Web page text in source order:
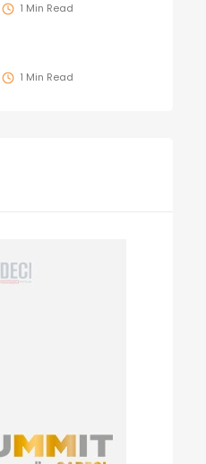
1 Min Read
1 Min Read